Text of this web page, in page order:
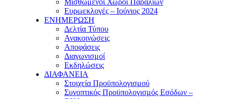
Μισθωμένοι Χώροι Παραλιών
Ευρωεκλογές – Ιούνιος 2024
ΕΝΗΜΕΡΩΣΗ
Δελτία Τύπου
Ανακοινώσεις
Αποφάσεις
Διαγωνισμοί
Εκδηλώσεις
ΔΙΑΦΑΝΕΙΑ
Στοιχεία Προϋπολογισμού
Συνοπτικός Προϋπολογισμός Εσόδων –